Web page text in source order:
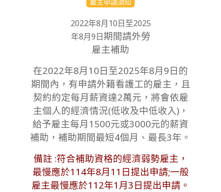
雇主申請須知
2022年8月10日至2025
年8月9日期間請外勞
雇主補助
在2022年8月10日至2025年8月9日的
期間內，有申請外籍看護工的雇主，且
契約約定每月薪資達2萬元，將會依雇
主個人的經濟情況(低收及中低收入)，
給予雇主每月1500元或3000元的薪資
補助，補助期間最短4個月、最長3年。
備註 :符合補助資格的經濟弱勢雇主，
最慢應於114年8月11日提出申請;一般
雇主最慢應於112年1月3日提出申請。